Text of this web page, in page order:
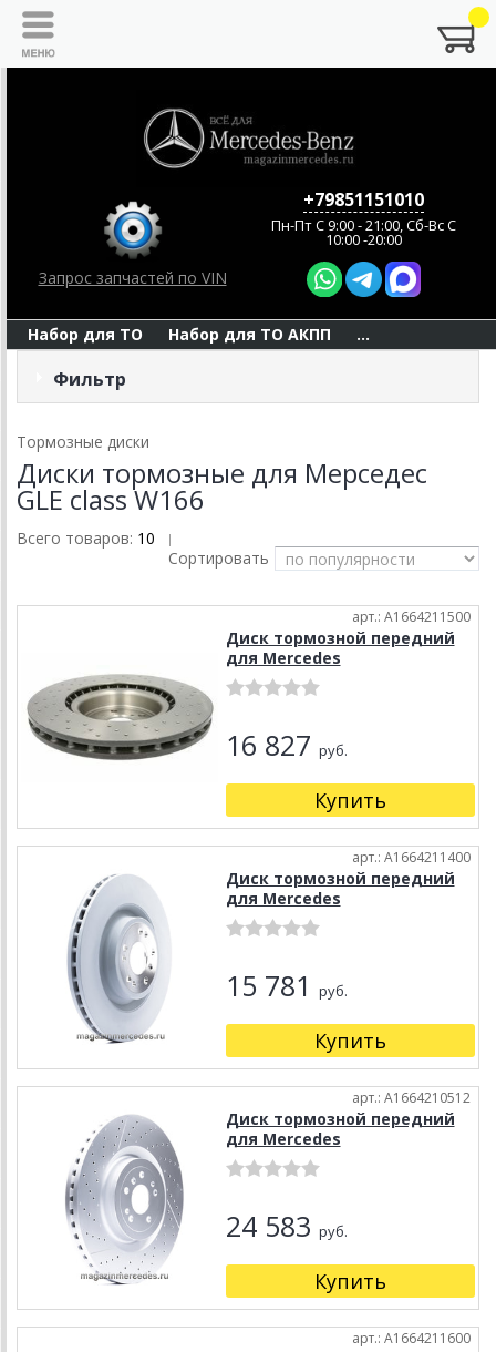
Запрос запчастей по VIN
+79851151010
Пн-Пт C 9:00 - 21:00, Сб-Вс С
10:00 -20:00
Набор для ТО Набор для ТО АКПП ...
Фильтр
Тормозные диски
Диски тормозные для Мерседес
GLE class W166
Всего товаров: 10 |
Сортировать
арт.: A1664211500
Диск тормозной передний
для Mercedes
16 827 руб.
Купить
арт.: A1664211400
Диск тормозной передний
для Mercedes
15 781 руб.
Купить
арт.: A1664210512
Диск тормозной передний
для Mercedes
24 583 руб.
Купить
арт.: A1664211600